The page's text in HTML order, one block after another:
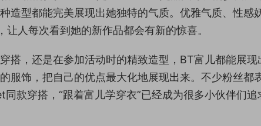
造型都能完美展现出她独特的气质。优雅气质、性感
人每次看到她的新作品都会有新的惊喜。
搭，还是在参加活动时的精致造型，BT富儿都能展现
服饰，把自己的优点最大化地展现出来。不少粉丝都
款穿搭，“跟着富儿学穿衣”已经成为很多小伙伴们追